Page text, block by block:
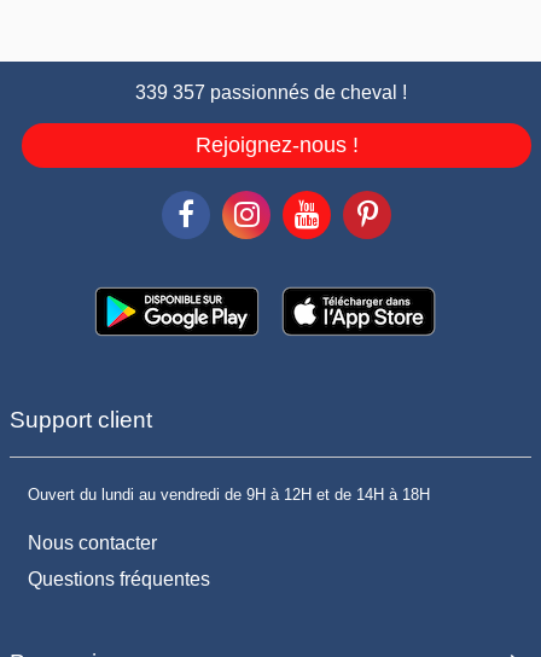
339 357 passionnés de cheval !
Rejoignez-nous !
Support client
Ouvert du lundi au vendredi de 9H à 12H et de 14H à 18H
Nous contacter
Questions fréquentes